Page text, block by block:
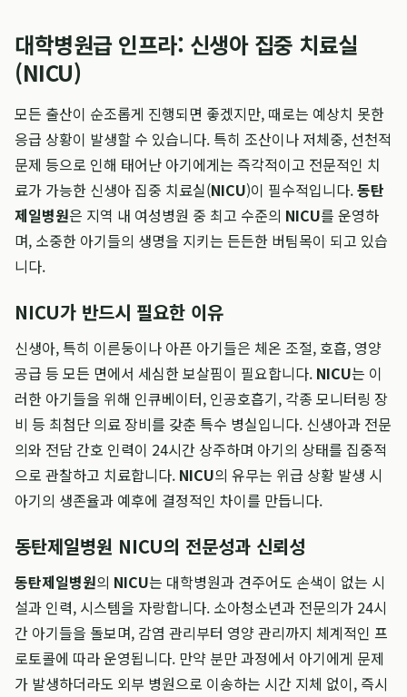
대학병원급 인프라: 신생아 집중 치료실
(NICU)
모든 출산이 순조롭게 진행되면 좋겠지만, 때로는 예상치 못한
응급 상황이 발생할 수 있습니다. 특히 조산이나 저체중, 선천적
문제 등으로 인해 태어난 아기에게는 즉각적이고 전문적인 치
료가 가능한 신생아 집중 치료실(NICU)이 필수적입니다.동탄
제일병원은 지역 내 여성병원 중 최고 수준의 NICU를 운영하
며, 소중한 아기들의 생명을 지키는 든든한 버팀목이 되고 있습
니다.
NICU가 반드시 필요한 이유
신생아, 특히 이른둥이나 아픈 아기들은 체온 조절, 호흡, 영양
공급 등 모든 면에서 세심한 보살핌이 필요합니다. NICU는 이
러한 아기들을 위해 인큐베이터, 인공호흡기, 각종 모니터링 장
비 등 최첨단 의료 장비를 갖춘 특수 병실입니다. 신생아과 전문
의와 전담 간호 인력이 24시간 상주하며 아기의 상태를 집중적
으로 관찰하고 치료합니다. NICU의 유무는 위급 상황 발생 시
아기의 생존율과 예후에 결정적인 차이를 만듭니다.
동탄제일병원 NICU의 전문성과 신뢰성
동탄제일병원의 NICU는 대학병원과 견주어도 손색이 없는 시
설과 인력, 시스템을 자랑합니다. 소아청소년과 전문의가 24시
간 아기들을 돌보며, 감염 관리부터 영양 관리까지 체계적인 프
로토콜에 따라 운영됩니다. 만약 분만 과정에서 아기에게 문제
가 발생하더라도 외부 병원으로 이송하는 시간 지체 없이, 즉시